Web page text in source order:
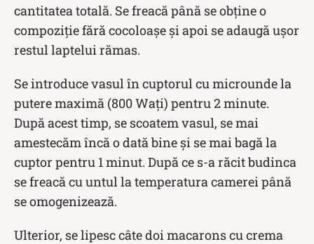
cantitatea totală. Se freacă până se obține o
compoziție fără cocoloașe și apoi se adaugă ușor
restul laptelui rămas.
Se introduce vasul în cuptorul cu microunde la
putere maximă (800 Wați) pentru 2 minute.
După acest timp, se scoatem vasul, se mai
amestecăm încă o dată bine și se mai bagă la
cuptor pentru 1 minut. După ce s-a răcit budinca
se freacă cu untul la temperatura camerei până
se omogenizează.
Ulterior, se lipesc câte doi macarons cu crema